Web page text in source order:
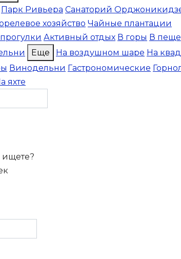
Парк Ривьера Санаторий
хозяйство Чайные плантации
Активный отдых В горы В
Еще На воздушном шаре На
Винодельни Гастрономические
яхте
ищете?